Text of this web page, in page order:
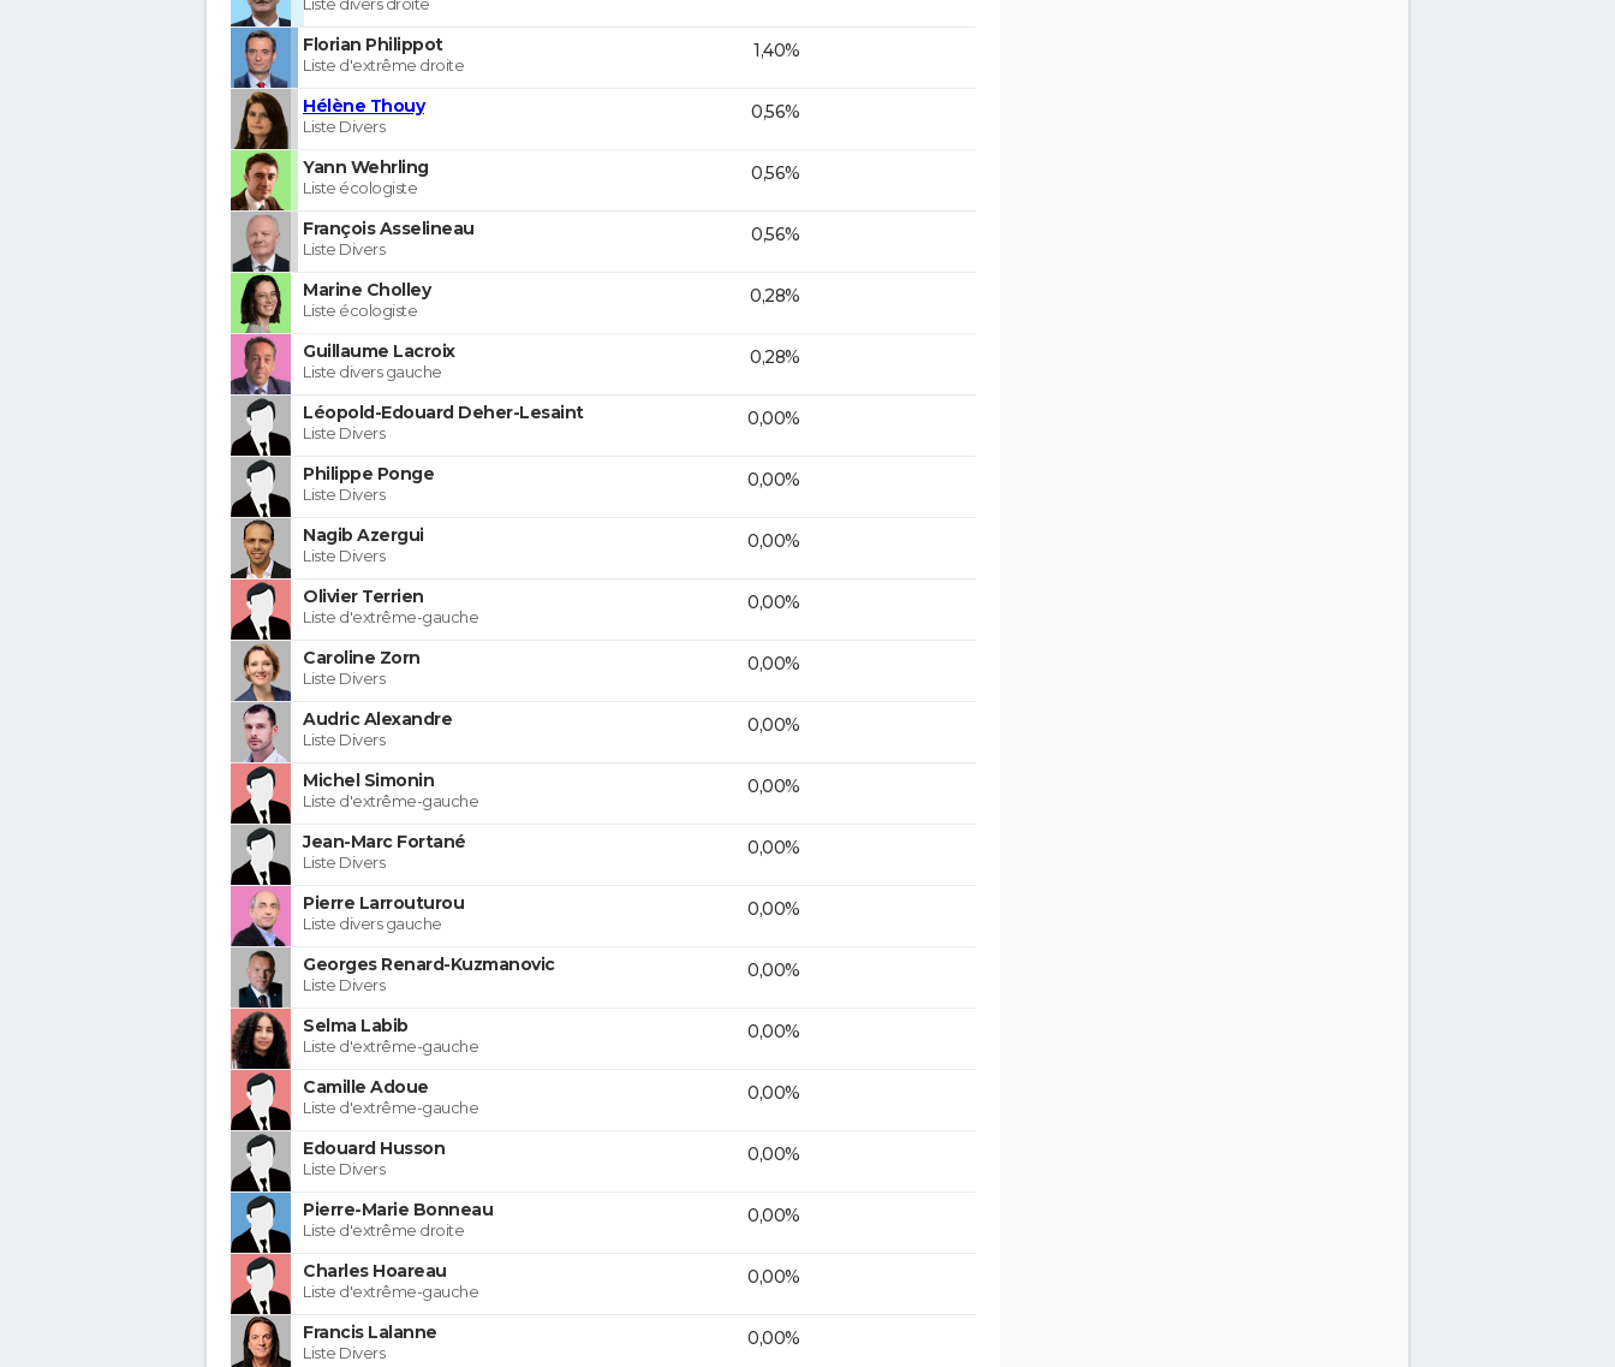
Florian Philippot
Liste d'extrême droite
1,40%
Hélène Thouy
Liste Divers
0,56%
Yann Wehrling
Liste écologiste
0,56%
François Asselineau
Liste Divers
0,56%
Marine Cholley
Liste écologiste
0,28%
Guillaume Lacroix
Liste divers gauche
0,28%
Léopold-Edouard Deher-Lesaint
Liste Divers
0,00%
Philippe Ponge
Liste Divers
0,00%
Nagib Azergui
Liste Divers
0,00%
Olivier Terrien
Liste d'extrême-gauche
0,00%
Caroline Zorn
Liste Divers
0,00%
Audric Alexandre
Liste Divers
0,00%
Michel Simonin
Liste d'extrême-gauche
0,00%
Jean-Marc Fortané
Liste Divers
0,00%
Pierre Larrouturou
Liste divers gauche
0,00%
Georges Renard-Kuzmanovic
Liste Divers
0,00%
Selma Labib
Liste d'extrême-gauche
0,00%
Camille Adoue
Liste d'extrême-gauche
0,00%
Edouard Husson
Liste Divers
0,00%
Pierre-Marie Bonneau
Liste d'extrême droite
0,00%
Charles Hoareau
Liste d'extrême-gauche
0,00%
Francis Lalanne
Liste Divers
0,00%